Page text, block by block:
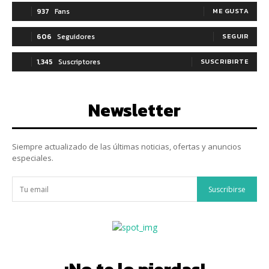
937 Fans ME GUSTA
606 Seguidores SEGUIR
1,345 Suscriptores SUSCRIBIRTE
Newsletter
Siempre actualizado de las últimas noticias, ofertas y anuncios
especiales.
Suscribirse